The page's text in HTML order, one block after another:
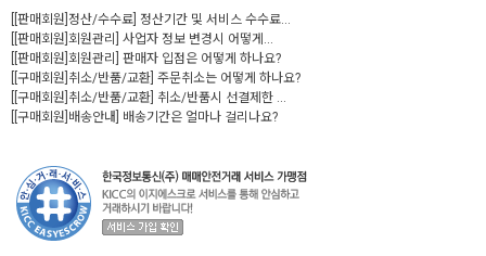
[[판매회원]정산/수수료] 정산기간 및 서비스 수수료...
[[판매회원]회원관리] 사업자 정보 변경시 어떻게...
[[판매회원]회원관리] 판매자 입점은 어떻게 하나요?
[[구매회원]취소/반품/교환] 주문취소는 어떻게 하나요?
[[구매회원]취소/반품/교환] 취소/반품시 선결제한 ...
[[구매회원]배송안내] 배송기간은 얼마나 걸리나요?